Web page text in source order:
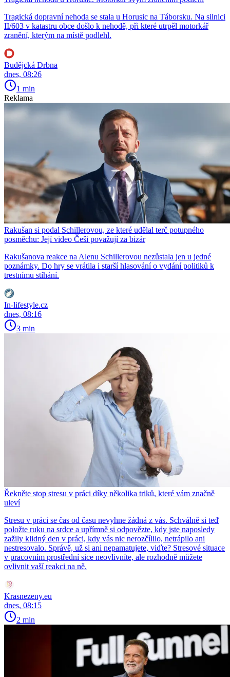
Tragická dopravní nehoda se stala u Horusic na Táborsku. Na silnici
II/603 v katastru obce došlo k nehodě, při které utrpěl motorkář
zranění, kterým na místě podlehl.
Budějcká Drbna
dnes, 08:26
1 min
Reklama
Rakušan si podal Schillerovou, ze které udělal terč potupného
posměchu: Její video Češi považují za bizár
Rakušanova reakce na Alenu Schillerovou nezůstala jen u jedné
poznámky. Do hry se vrátila i starší hlasování o vydání politiků k
trestnímu stíhání.
In-lifestyle.cz
dnes, 08:16
3 min
Řekněte stop stresu v práci díky několika triků, které vám značně
uleví
Stresu v práci se čas od času nevyhne žádná z vás. Schválně si teď
položte ruku na srdce a upřímně si odpovězte, kdy jste naposledy
zažily klidný den v práci, kdy vás nic nerozčílilo, netrápilo ani
nestresovalo. Správě, už si ani nepamatujete, viďte? Stresové situace
v pracovním prostřední sice neovlivníte, ale rozhodně můžete
ovlivnit vaší reakci na ně.
Krasnezeny.eu
dnes, 08:15
2 min